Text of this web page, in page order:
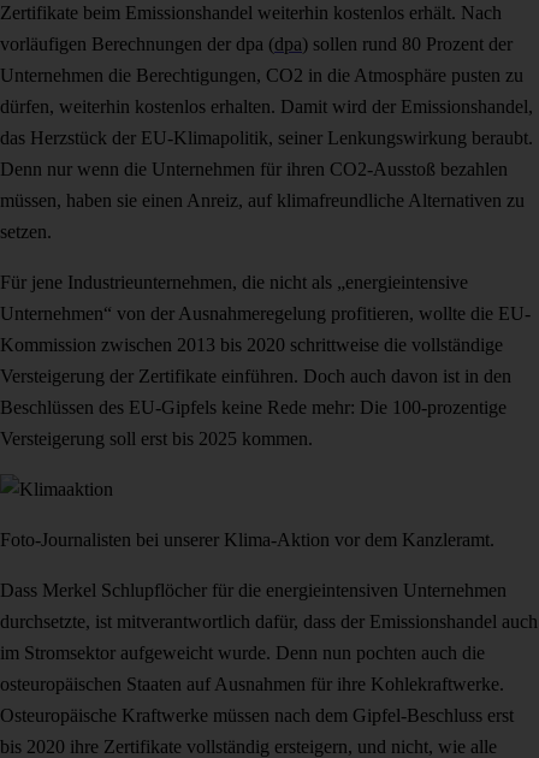
Zertifikate beim Emissionshandel weiterhin kostenlos erhält. Nach
vorläufigen Berechnungen der dpa (dpa) sollen rund 80 Prozent der
Unternehmen die Berechtigungen, CO2 in die Atmosphäre pusten zu
dürfen, weiterhin kostenlos erhalten. Damit wird der Emissionshandel,
das Herzstück der EU-Klimapolitik, seiner Lenkungswirkung beraubt.
Denn nur wenn die Unternehmen für ihren CO2-Ausstoß bezahlen
müssen, haben sie einen Anreiz, auf klimafreundliche Alternativen zu
setzen.
Für jene Industrieunternehmen, die nicht als „energieintensive
Unternehmen“ von der Ausnahmeregelung profitieren, wollte die EU-
Kommission zwischen 2013 bis 2020 schrittweise die vollständige
Versteigerung der Zertifikate einführen. Doch auch davon ist in den
Beschlüssen des EU-Gipfels keine Rede mehr: Die 100-prozentige
Versteigerung soll erst bis 2025 kommen.
Foto-Journalisten bei unserer Klima-Aktion vor dem Kanzleramt.
Dass Merkel Schlupflöcher für die energieintensiven Unternehmen
durchsetzte, ist mitverantwortlich dafür, dass der Emissionshandel auch
im Stromsektor aufgeweicht wurde. Denn nun pochten auch die
osteuropäischen Staaten auf Ausnahmen für ihre Kohlekraftwerke.
Osteuropäische Kraftwerke müssen nach dem Gipfel-Beschluss erst
bis 2020 ihre Zertifikate vollständig ersteigern, und nicht, wie alle